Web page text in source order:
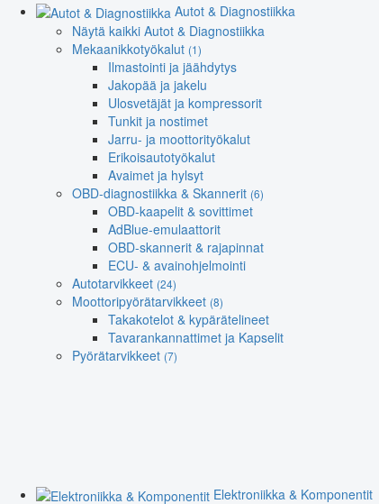
Autot & Diagnostiikka
Näytä kaikki Autot & Diagnostiikka
Mekaanikkotyökalut (1)
Ilmastointi ja jäähdytys
Jakopää ja jakelu
Ulosvetäjät ja kompressorit
Tunkit ja nostimet
Jarru- ja moottorityökalut
Erikoisautotyökalut
Avaimet ja hylsyt
OBD-diagnostiikka & Skannerit (6)
OBD-kaapelit & sovittimet
AdBlue-emulaattorit
OBD-skannerit & rajapinnat
ECU- & avainohjelmointi
Autotarvikkeet (24)
Moottoripyörätarvikkeet (8)
Takakotelot & kypärätelineet
Tavarankannattimet ja Kapselit
Pyörätarvikkeet (7)
Elektroniikka & Komponentit